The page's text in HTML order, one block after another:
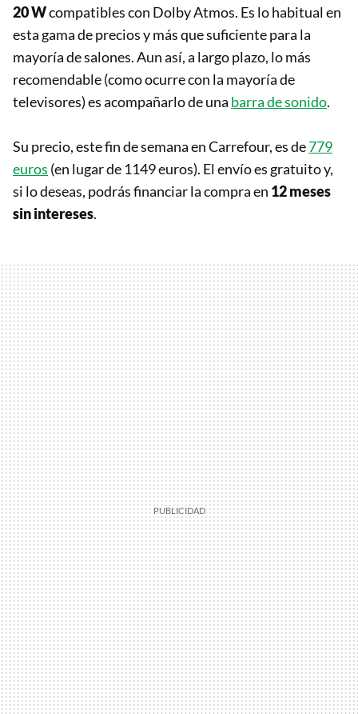
20 Wcompatibles con Dolby Atmos. Es lo habitual en
esta gama de precios y más que suficiente para la
mayoría de salones. Aun así, a largo plazo, lo más
recomendable (como ocurre con la mayoría de
televisores) es acompañarlo de una barra de sonido.
Su precio, este fin de semana en Carrefour, es de779
euros (en lugar de 1149 euros). El envío es gratuito y,
si lo deseas, podrás financiar la compra en 12 meses
sin intereses.